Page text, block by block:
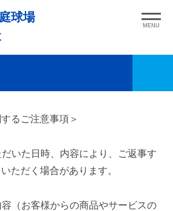
球場
MENU
るご注意事項＞
いた日時、内容により、ご返事す
ただく場合があります。
（お客様からの商品やサービスの